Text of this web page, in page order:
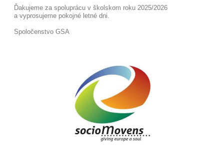
Ďakujeme za spoluprácu v školskom roku 2025/2026
a vyprosujeme pokojné letné dni.
Spoločenstvo GSA